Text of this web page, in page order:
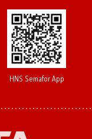
HNS Semafor App